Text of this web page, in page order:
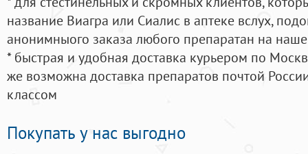
название Виагра или Сиалис в аптеке вслух,
анонимныого заказа любого препаратан на
* быстрая и удобная доставка курьером по
же возможна доставка препаратов почтой
классом
Покупать у нас выгодно